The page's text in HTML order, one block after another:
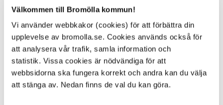
Välkommen till Bromölla kommun!
Vi använder webbkakor (cookies) för att förbättra din
upplevelse av bromolla.se. Cookies används också för
att analysera vår trafik, samla information och
statistik. Vissa cookies är nödvändiga för att
webbsidorna ska fungera korrekt och andra kan du välja
att stänga av. Nedan finns de val du kan göra.
Sidan senast uppdaterad:den 18 October 2024
Tipsa och dela sidan
Kommentera
Skriv ut